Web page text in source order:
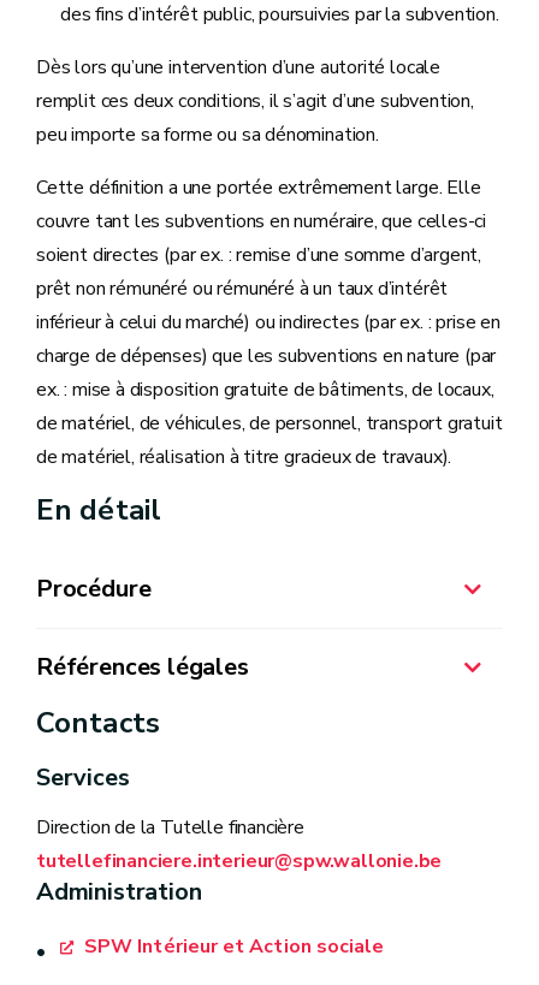
des fins d’intérêt public, poursuivies par la subvention.
Dès lors qu’une intervention d’une autorité locale
remplit ces deux conditions, il s’agit d’une subvention,
peu importe sa forme ou sa dénomination.
Cette définition a une portée extrêmement large. Elle
couvre tant les subventions en numéraire, que celles-ci
soient directes (par ex. : remise d’une somme d’argent,
prêt non rémunéré ou rémunéré à un taux d’intérêt
inférieur à celui du marché) ou indirectes (par ex. : prise en
charge de dépenses) que les subventions en nature (par
ex. : mise à disposition gratuite de bâtiments, de locaux,
de matériel, de véhicules, de personnel, transport gratuit
de matériel, réalisation à titre gracieux de travaux).
En détail
Procédure
Références légales
30/05/2013 Circulaire sur l'octroi des
subventions par les pouvoirs locaux
Loi organique des centres publics d'action
Contacts
Services
Direction de la Tutelle financière
tutellefinanciere.interieur@spw.wallonie.be
Administration
SPW Intérieur et Action sociale